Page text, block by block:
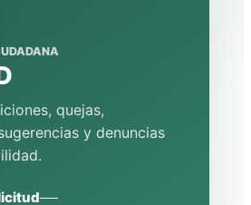
quejas,
y denuncias